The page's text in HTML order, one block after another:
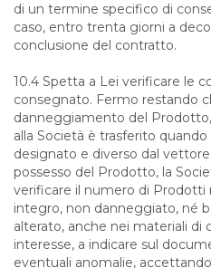
di un termine specifico di
caso, entro trenta giorni a
conclusione del contratto.
10.4 Spetta a Lei verificare le
consegnato. Fermo restando
danneggiamento del
alla Società è trasferito
designato e diverso dal
possesso del Prodotto, la
verificare il numero di Prodotti
integro, non danneggiato, né
alterato, anche nei materiali di
interesse, a indicare sul
eventuali anomalie,